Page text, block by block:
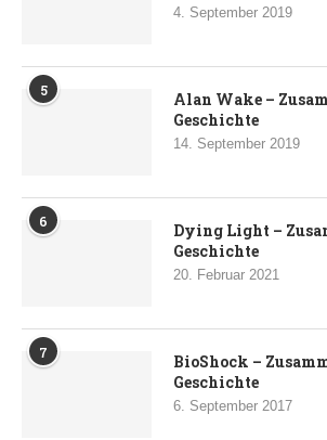
4. September 2019
5
Alan Wake –
Geschichte
14. September 2019
6
Dying Light –
Geschichte
20. Februar 2021
7
BioShock –
Geschichte
6. September 2017